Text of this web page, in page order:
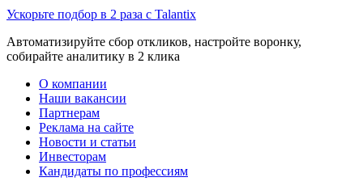
Ускорьте подбор в 2 раза с Talantix
Автоматизируйте сбор откликов, настройте воронку,
собирайте аналитику в 2 клика
О компании
Наши вакансии
Партнерам
Реклама на сайте
Новости и статьи
Инвесторам
Кандидаты по профессиям